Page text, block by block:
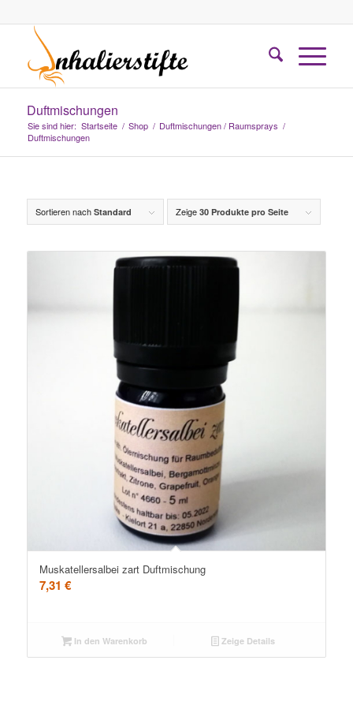
Duftmischungen
Sie sind hier: Startseite / Shop / Duftmischungen / Raumsprays /
Duftmischungen
Sortieren nach Standard Zeige 30 Produkte pro Seite
Muskatellersalbei zart Duftmischung
7,31 €
In den Warenkorb Zeige Details